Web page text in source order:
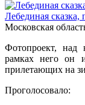
Лебединая сказка,
Московская
Фотопроект, над
рамках него он
прилетающих на
Проголосовало: